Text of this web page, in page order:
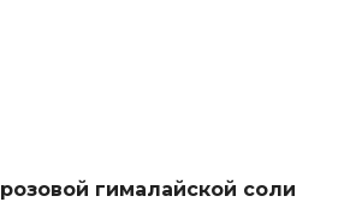
розовой гималайской соли